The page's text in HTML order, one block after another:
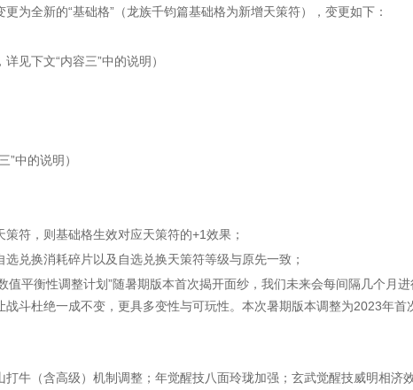
全新的“基础格”（龙族千钧篇基础格为新增天策符），变更如下：
下文“内容三”中的说明）
中的说明）
，则基础格生效对应天策符的+1效果；
换消耗碎片以及自选兑换天策符等级与原先一致；
平衡性调整计划”随暑期版本首次揭开面纱，我们未来会每间隔几个月进
斗杜绝一成不变，更具多变性与可玩性。本次暑期版本调整为2023年首
（含高级）机制调整；年觉醒技八面玲珑加强；玄武觉醒技威明相济